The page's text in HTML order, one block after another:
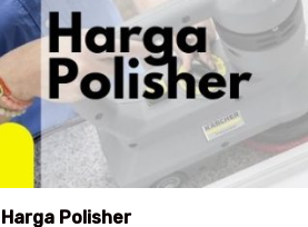
Harga Polisher